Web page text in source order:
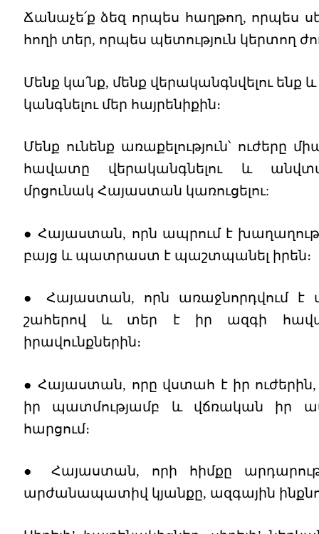
Ճանաչե՛ք ձեզ որպես հաղթող, որպես
հողի տեր, որպես պետություն կերտող
Մենք կա՛նք, մենք վերականգնվելու ենք
կանգնելու մեր հայրենիքին։
Մենք ունենք առաքելություն՝ ուժերը
հավատը վերականգնելու և
մրցունակ Հայաստան կառուցելու:
● Հայաստան, որն ապրում է
բայց և պատրաստ է պաշտպանել իրեն։
● Հայաստան, որն առաջնորդվում է
շահերով և տեր է իր ազգի
իրավունքներին։
● Հայաստան, որը վստահ է իր
իր պատմությամբ և վճռական իր
հարցում։
● Հայաստան, որի հիմքը
արժանապատիվ կյանքը, ազգային